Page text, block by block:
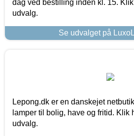
dag ved bestilling inden kl. 15.
udvalg.
Se udvalget på
Lepong.dk er en danskejet
lamper til bolig, have og fritid. Klik
udvalg.